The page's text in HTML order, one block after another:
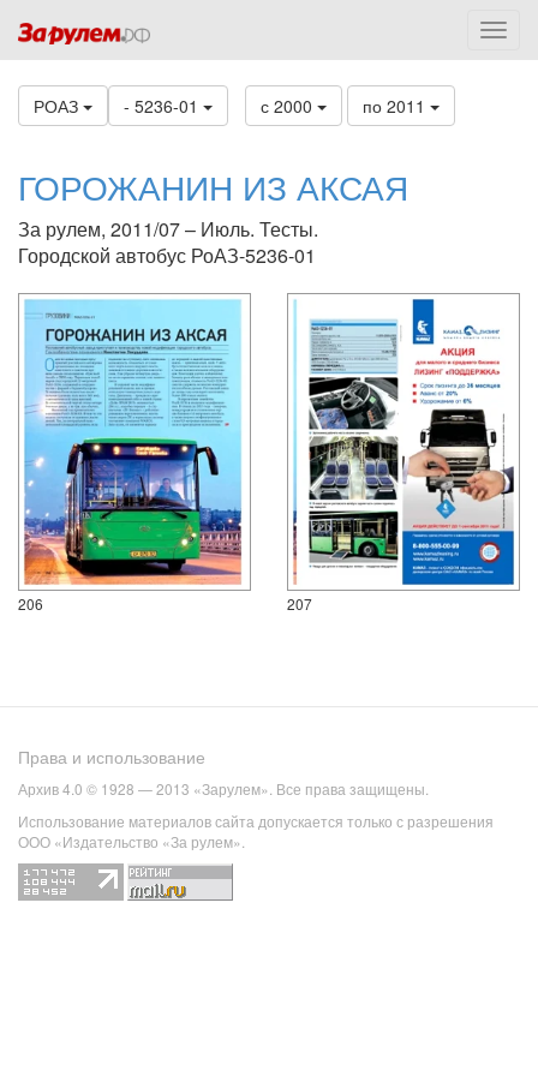
РОАЗ - 5236-01 с 2000 по 2011
ГОРОЖАНИН ИЗ АКСАЯ
За рулем, 2011/07 – Июль. Тесты.
Городской автобус РоАЗ-5236-01
206 207
Права и использование
Архив 4.0 © 1928 — 2013 «Зарулем». Все права защищены.
Использование материалов сайта допускается только с разрешения
ООО «Издательство «За рулем».